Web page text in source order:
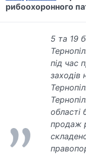
рибоохоронного
5 та 19
під час
заходів
області
продаж